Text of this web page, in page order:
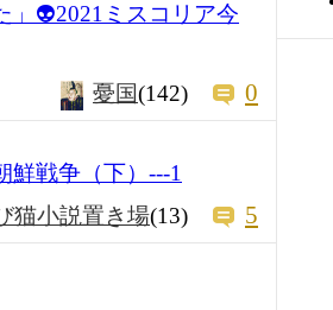
👽2021ミスコリア今
憂国(142) 0
戦争（下）---1
猫小説置き場(13) 5